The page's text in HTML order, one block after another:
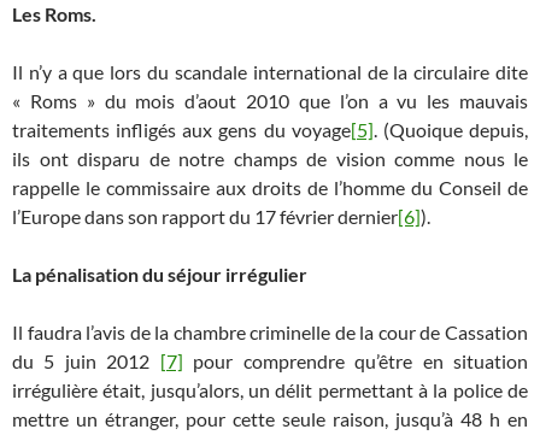
Les Roms.
Il n’y a que lors du scandale international de la circulaire dite
« Roms » du mois d’aout 2010 que l’on a vu les mauvais
traitements infligés aux gens du voyage[5]. (Quoique depuis,
ils ont disparu de notre champs de vision comme nous le
rappelle le commissaire aux droits de l’homme du Conseil de
l’Europe dans son rapport du 17 février dernier[6]).
La pénalisation du séjour irrégulier
Il faudra l’avis de la chambre criminelle de la cour de Cassation
du 5 juin 2012 [7] pour comprendre qu’être en situation
irrégulière était, jusqu’alors, un délit permettant à la police de
mettre un étranger, pour cette seule raison, jusqu’à 48 h en